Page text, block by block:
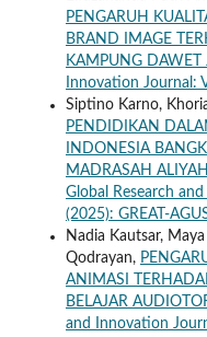
PENGARUH
BRAND IMAGE
KAMPUNG DAWET
Innovation Journal:
Siptino Karno,
PENDIDIKAN
INDONESIA
MADRASAH
Global Research
(2025): GREAT-
Nadia Kautsar,
Qodrayan,
ANIMASI
BELAJAR
and Innovation